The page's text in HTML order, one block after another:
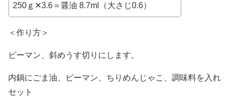
250ｇ✕3.6＝醤油 8.7ml（大さじ0.6）
＜作り方＞
ピーマン、斜めうす切りにします。
内鍋にごま油、ピーマン、ちりめんじゃこ、調味料を入れ
セット